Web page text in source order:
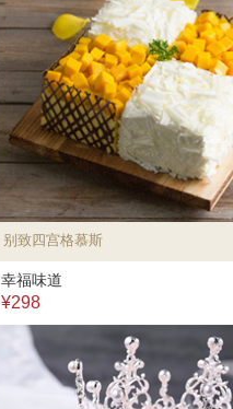
别致四宫格慕斯
幸福味道
¥298